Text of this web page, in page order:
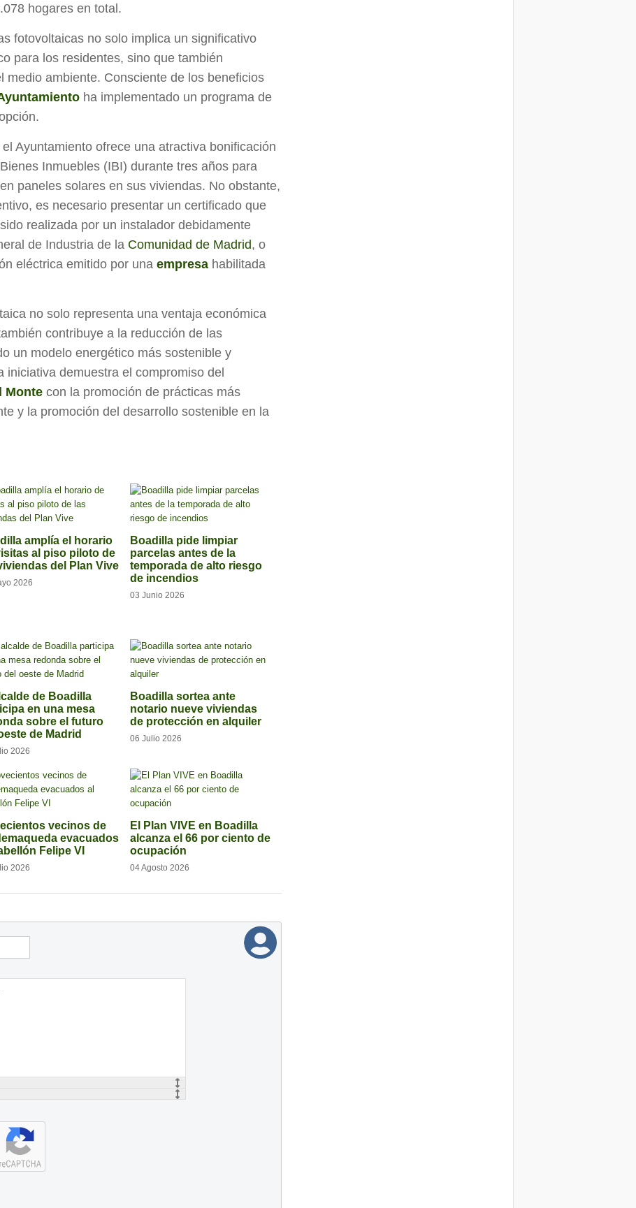
hogares en total.
fotovoltaicas no solo implica un significativo
para los residentes, sino que también
medio ambiente. Consciente de los beneficios
ha implementado un programa de
Ayuntamiento ofrece una atractiva bonificación
Inmuebles (IBI) durante tres años para
paneles solares en sus viviendas. No obstante,
es necesario presentar un certificado que
realizada por un instalador debidamente
de Industria de la Comunidad de Madrid, o
eléctrica emitido por una empresa habilitada
no solo representa una ventaja económica
contribuye a la reducción de las
un modelo energético más sostenible y
iniciativa demuestra el compromiso del
Monte con la promoción de prácticas más
y la promoción del desarrollo sostenible en la
amplía el horario
al piso piloto de
del Plan Vive
2026
Boadilla pide limpiar
parcelas antes de la
temporada de alto riesgo
de incendios
03 Junio 2026
de Boadilla
en una mesa
sobre el futuro
de Madrid
2026
Boadilla sortea ante
notario nueve viviendas
de protección en alquiler
06 Julio 2026
vecinos de
evacuados
Felipe VI
2026
El Plan VIVE en Boadilla
alcanza el 66 por ciento de
ocupación
04 Agosto 2026